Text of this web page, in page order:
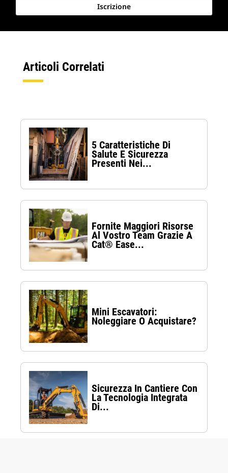
Iscrizione
Articoli Correlati
5 Caratteristiche Di
Salute E Sicurezza
Presenti Nei...
Fornite Maggiori Risorse
Al Vostro Team Grazie A
Cat® Ease...
Mini Escavatori:
Noleggiare O Acquistare?
Sicurezza In Cantiere Con
La Tecnologia Integrata
Di...